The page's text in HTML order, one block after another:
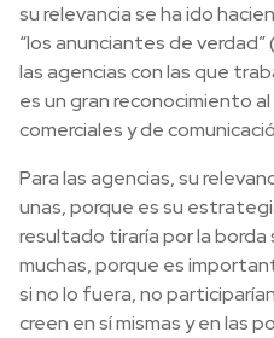
su relevancia se ha ido
“los anunciantes de
las agencias con las que
es un gran reconocimiento
comerciales y de
Para las agencias, su
unas, porque es su
resultado tiraría por la borda
muchas, porque es
si no lo fuera, no
creen en sí mismas y en las